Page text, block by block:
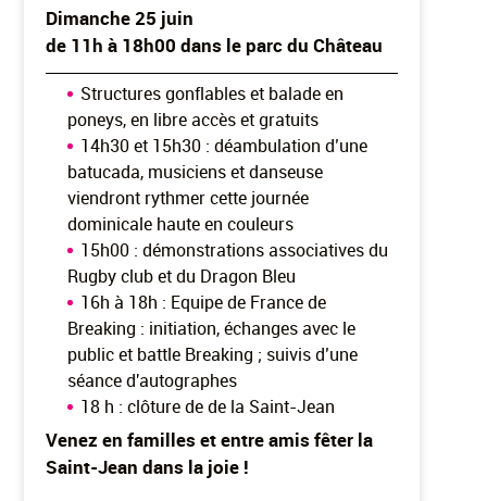
Dimanche 25 juin
de 11h à 18h00 dans le parc du Château
Structures gonflables et balade en
poneys, en libre accès et gratuits
14h30 et 15h30 : déambulation d’une
batucada, musiciens et danseuse
viendront rythmer cette journée
dominicale haute en couleurs
15h00 : démonstrations associatives du
Rugby club et du Dragon Bleu
16h à 18h : Equipe de France de
Breaking : initiation, échanges avec le
public et battle Breaking ; suivis d’une
séance d'autographes
18 h : clôture de de la Saint-Jean
Venez en familles et entre amis fêter la
Saint-Jean dans la joie !